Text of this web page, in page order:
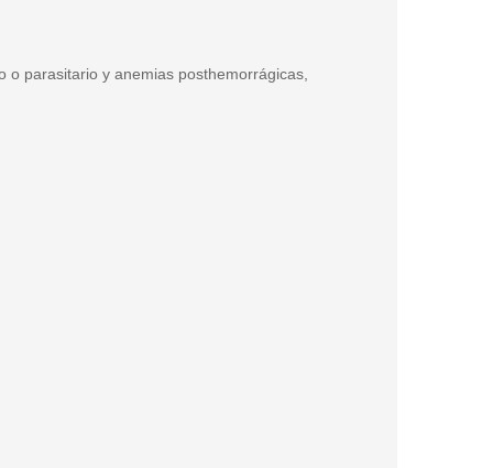
parasitario y anemias posthemorrágicas,